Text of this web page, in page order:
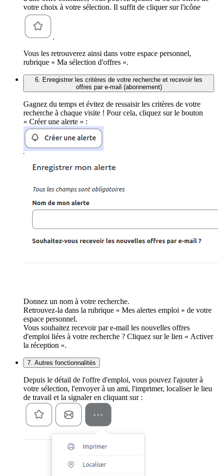
votre choix à votre sélection. Il suffit de cliquer sur l'icône
.
Vous les retrouverez ainsi dans votre espace personnel,
rubrique « Ma sélection d'offres ».
6. Enregistrer les critères de votre recherche et recevoir les
offres par e-mail (abonnement)
Gagnez du temps et évitez de ressaisir les critères de votre
recherche à chaque visite ! Pour cela, cliquez sur le bouton
« Créer une alerte » :
Donnez un nom à votre recherche.
Retrouvez-la dans la rubrique « Mes alertes emploi » de votre
espace personnel.
Vous souhaitez recevoir par e-mail les nouvelles offres
d'emploi liées à votre recherche ? Cliquez sur le lien « Activer
la réception ».
7. Autres fonctionnalités
Depuis le détail de l'offre d'emploi, vous pouvez l'ajouter à
votre sélection, l'envoyer à un ami, l'imprimer, localiser le lieu
de travail et la signaler en cliquant sur :